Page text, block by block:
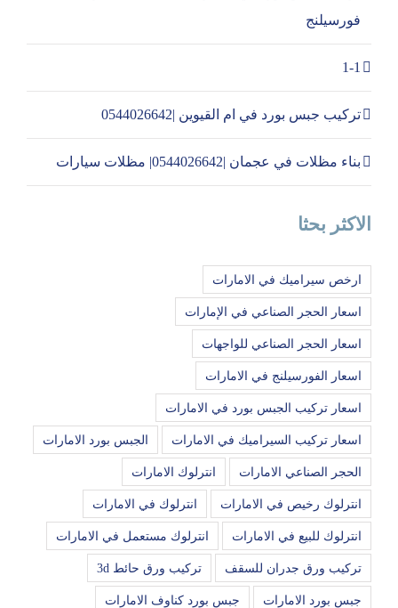
فورسيلنج
1-1
تركيب جبس بورد في ام القيوين |0544026642
بناء مظلات في عجمان |0544026642| مظلات سيارات
الاكثر بحثا
ارخص سيراميك في الامارات
اسعار الحجر الصناعي في الإمارات
اسعار الحجر الصناعي للواجهات
اسعار الفورسيلنج في الامارات
اسعار تركيب الجبس بورد في الامارات
اسعار تركيب السيراميك في الامارات الجبس بورد الامارات
الحجر الصناعي الامارات انترلوك الامارات
انترلوك رخيص في الامارات انترلوك في الامارات
انترلوك للبيع في الامارات انترلوك مستعمل في الامارات
تركيب ورق جدران للسقف تركيب ورق حائط 3d
جبس بورد الامارات جبس بورد كناوف الامارات